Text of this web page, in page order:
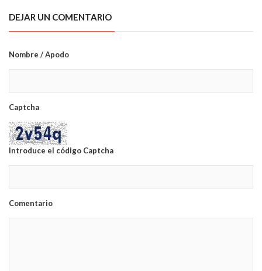
DEJAR UN COMENTARIO
Nombre / Apodo
Captcha
Introduce el código Captcha
Comentario